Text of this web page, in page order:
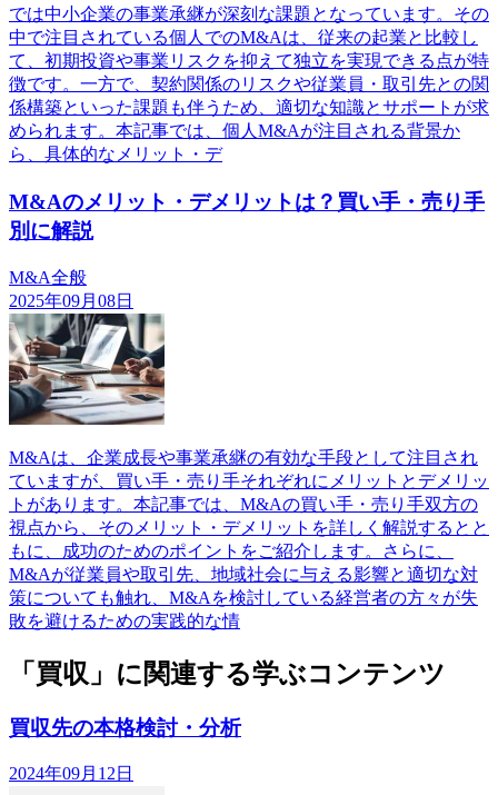
では中小企業の事業承継が深刻な課題となっています。その
中で注目されている個人でのM&Aは、従来の起業と比較し
て、初期投資や事業リスクを抑えて独立を実現できる点が特
徴です。一方で、契約関係のリスクや従業員・取引先との関
係構築といった課題も伴うため、適切な知識とサポートが求
められます。本記事では、個人M&Aが注目される背景か
ら、具体的なメリット・デ
M&Aのメリット・デメリットは？買い手・売り手
別に解説
M&A全般
2025年09月08日
M&Aは、企業成長や事業承継の有効な手段として注目され
ていますが、買い手・売り手それぞれにメリットとデメリッ
トがあります。本記事では、M&Aの買い手・売り手双方の
視点から、そのメリット・デメリットを詳しく解説するとと
もに、成功のためのポイントをご紹介します。さらに、
M&Aが従業員や取引先、地域社会に与える影響と適切な対
策についても触れ、M&Aを検討している経営者の方々が失
敗を避けるための実践的な情
「買収」に関連する学ぶコンテンツ
買収先の本格検討・分析
2024年09月12日